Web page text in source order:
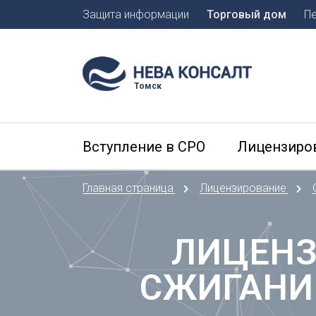
Белгород
В
Защита информации Торговый дом
Томск
Вступление в СРО
Главная страница Лицензирование